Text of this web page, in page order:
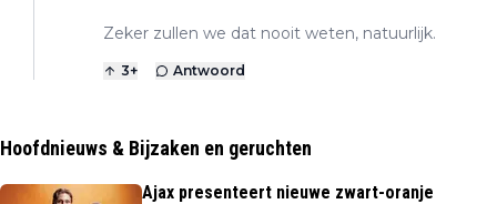
Zeker zullen we dat nooit weten, natuurlijk.
3+ Antwoord
Hoofdnieuws & Bijzaken en geruchten
Ajax presenteert nieuwe zwart-oranje